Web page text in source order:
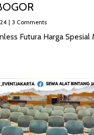
| 3 Comments
Futura Harga Spesial